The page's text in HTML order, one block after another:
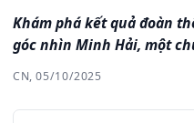
Khám phá kết quả đoàn
góc nhìn Minh Hải, một
CN, 05/10/2025